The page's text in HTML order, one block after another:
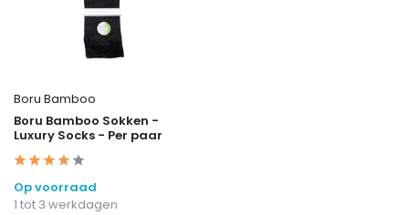
Boru Bamboo
Boru Bamboo Sokken -
Luxury Socks - Per paar
Op voorraad
1 tot 3 werkdagen